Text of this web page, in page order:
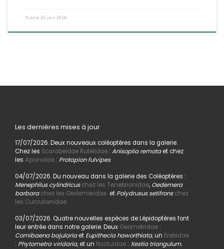
Publié 30 juin 2018
Les dernières mises à jour
17/07/2026. Deux nouveaux coléoptères dans la galerie.
Chez les Scarabeidae Rutelidae: Anisoplia remotaet chez
les Apionidae: Protapion fulvipes
04/07/2026. Du nouveau dans la galerie des Coléoptères :
Menephilus cylindricus chez les Tenebrionidae,Oedemera
barbara chez les Oedemeridaeet Polydrusus setifrons chez
les Curculionidae.
03/07/2026. Quatre nouvelles espèces de Lépidoptères font
leur entrée dans notre galerie. Deux Geometridae:
Comibaena bajulariaet Eupithecia haworthiata,un Erebidae
: Phytometra viridaria, et un Noctuidae: Xestia triangulum.